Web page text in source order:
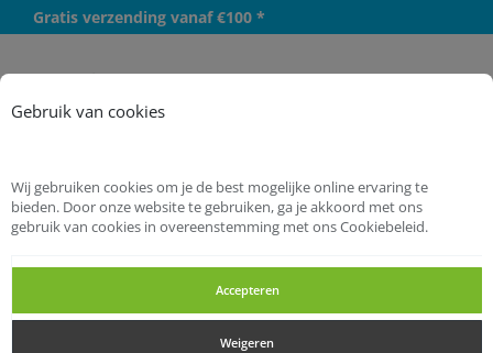
Gebruik van cookies
Wij gebruiken cookies om je de best mogelijke online ervaring te
bieden. Door onze website te gebruiken, ga je akkoord met ons
gebruik van cookies in overeenstemming met ons Cookiebeleid.
Accepteren
Weigeren
Gratis verzending vanaf €100 *
Startpagina
Huishoudelijk
Ongedierte bestrijding